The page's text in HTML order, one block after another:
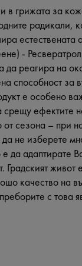
грижата за
радикали,
-
да реагира на
способност за
е особено
срещу ефектите
сезона – при
не изберете
да адаптирате
Градският
качество на
с това